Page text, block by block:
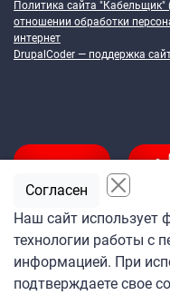
Политика сайта "Кабельщик"
отношении обработки
интернет
DrupalCoder — поддержка
Подпишитесь
на ежедневную рассылку
Наш сайт использует
технологии работы с
информацией. При
подтверждаете свое
Согласен